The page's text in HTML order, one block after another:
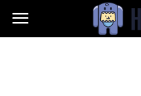
Hugus.pl